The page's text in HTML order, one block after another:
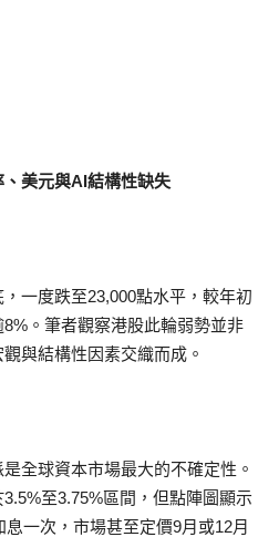
美元與AI結構性缺失
一度跌至23,000點水平，較年初
。筆者觀察港股此輪弱勢並非
與結構性因素交織而成。
全球資本市場最大的不確定性。
至3.75%區間，但點陣圖顯示
一次，市場甚至定價9月或12月